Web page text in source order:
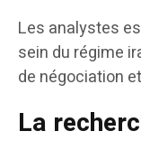
Les analystes
sein du régime
de négociation
La